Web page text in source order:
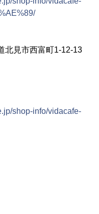
見市西富町1-12-13
shop-info/vidacafe-